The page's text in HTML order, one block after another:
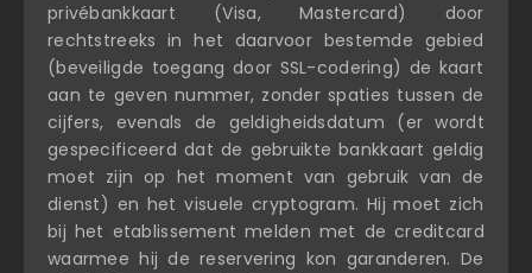
privébankkaart (Visa, Mastercard) door
rechtstreeks in het daarvoor bestemde gebied
(beveiligde toegang door SSL-codering) de kaart
aan te geven nummer, zonder spaties tussen de
cijfers, evenals de geldigheidsdatum (er wordt
gespecificeerd dat de gebruikte bankkaart geldig
moet zijn op het moment van gebruik van de
dienst) en het visuele cryptogram. Hij moet zich
bij het etablissement melden met de creditcard
waarmee hij de reservering kon garanderen. De